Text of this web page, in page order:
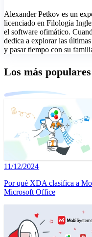
Alexander Petkov es un
licenciado en Filología
el software ofimático.
dedica a explorar las
y pasar tiempo con su
Los más populares
11/12/2024
Por qué XDA clasifica a
Microsoft Office